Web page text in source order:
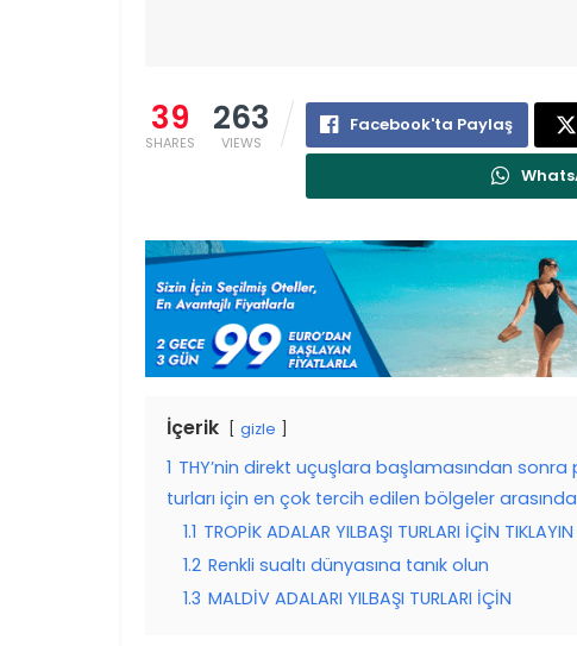
39
SHARES
263
VIEWS
Facebook'ta Paylaş
İçerik gizle
1 THY’nin direkt uçuşlara başlamasından sonra
turları için en çok tercih edilen bölgeler arasında
1.1 TROPİK ADALAR YILBAŞI TURLARI İÇİN TIKLAYIN
1.2 Renkli sualtı dünyasına tanık olun
1.3 MALDİV ADALARI YILBAŞI TURLARI İÇİN